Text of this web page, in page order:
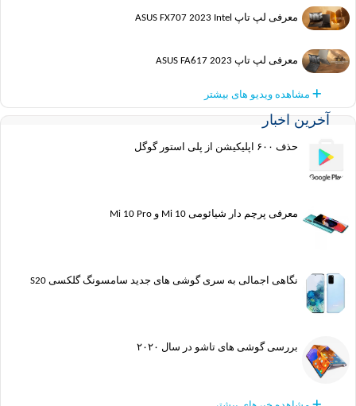
معرفی لپ تاپ ASUS FX707 2023 Intel
معرفی لپ تاپ ASUS FA617 2023
مشاهده ویدیو های بیشتر
آخرین اخبار
حذف ۶۰۰ اپلیکیشن از پلی استور گوگل
معرفی پرچم دار شیائومی Mi 10 و Mi 10 Pro
نگاهی اجمالی به سری گوشی های جدید سامسونگ گلکسی S20
بررسی گوشی های تاشو در سال ۲۰۲۰